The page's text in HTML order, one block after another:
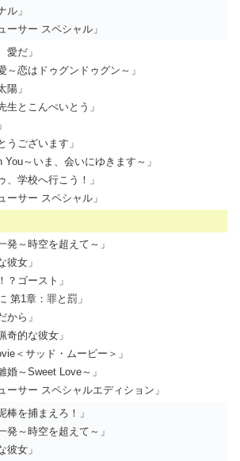
ル」
ーサー スペシャル」
愛だ」
～恋はドゥグンドゥグン～」
陽」
生とこんぺいとう」
うございます」
You～いま、会いにゆきます～」
、学校へ行こう！」
ーサー スペシャル」
発～時空を超えて～」
彼女」
？ゴースト」
第1章：罪と罰」
から」
奇的な彼女」
＜サッド・ムービー＞」
婚～Sweet Love～」
ーサー スペシャルエディション」
棒を捕まえろ！」
発～時空を超えて～」
彼女」